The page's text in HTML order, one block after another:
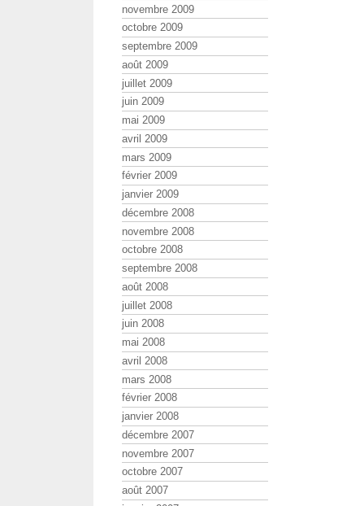
novembre 2009
octobre 2009
septembre 2009
août 2009
juillet 2009
juin 2009
mai 2009
avril 2009
mars 2009
février 2009
janvier 2009
décembre 2008
novembre 2008
octobre 2008
septembre 2008
août 2008
juillet 2008
juin 2008
mai 2008
avril 2008
mars 2008
février 2008
janvier 2008
décembre 2007
novembre 2007
octobre 2007
août 2007